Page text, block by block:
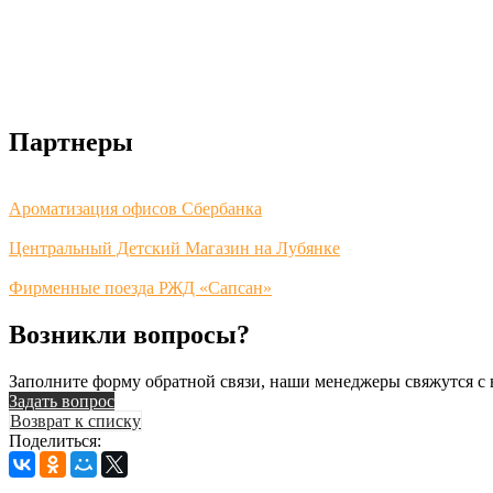
Партнеры
Ароматизация офисов Сбербанка
Центральный Детский Магазин на Лубянке
Фирменные поезда РЖД «Сапсан»
Возникли вопросы?
Заполните форму обратной связи, наши менеджеры свяжутся с
Задать вопрос
Возврат к списку
Поделиться: